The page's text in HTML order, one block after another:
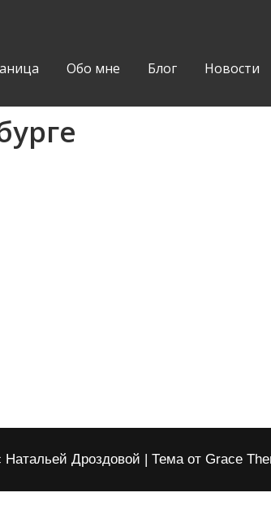
Обо мне Блог Новости
Натальей Дроздовой | Тема от Grace